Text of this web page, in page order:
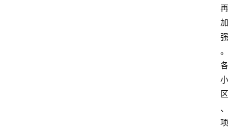
再
加
强
。
各
小
区
、
项